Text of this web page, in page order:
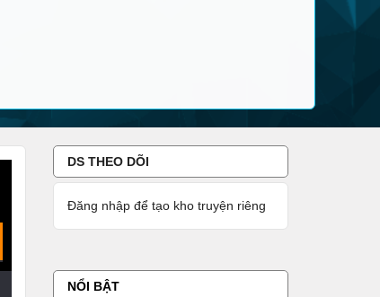
DS THEO DÕI
Đăng nhập để tạo kho truyện riêng
NỔI BẬT